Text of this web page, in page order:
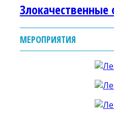
Злокачественные
МЕРОПРИЯТИЯ